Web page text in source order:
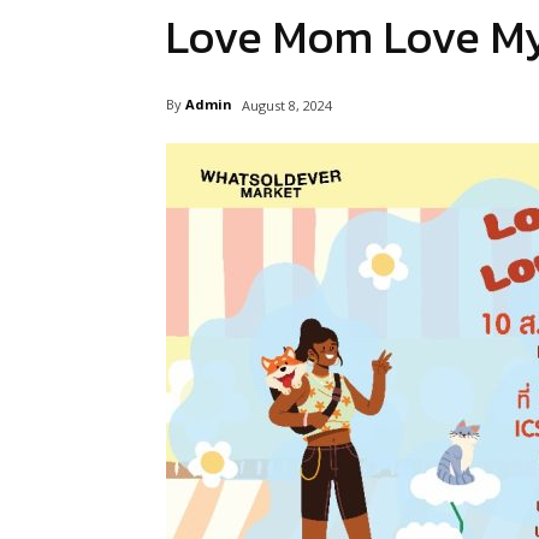
Love Mom Love
By Admin August 8, 2024